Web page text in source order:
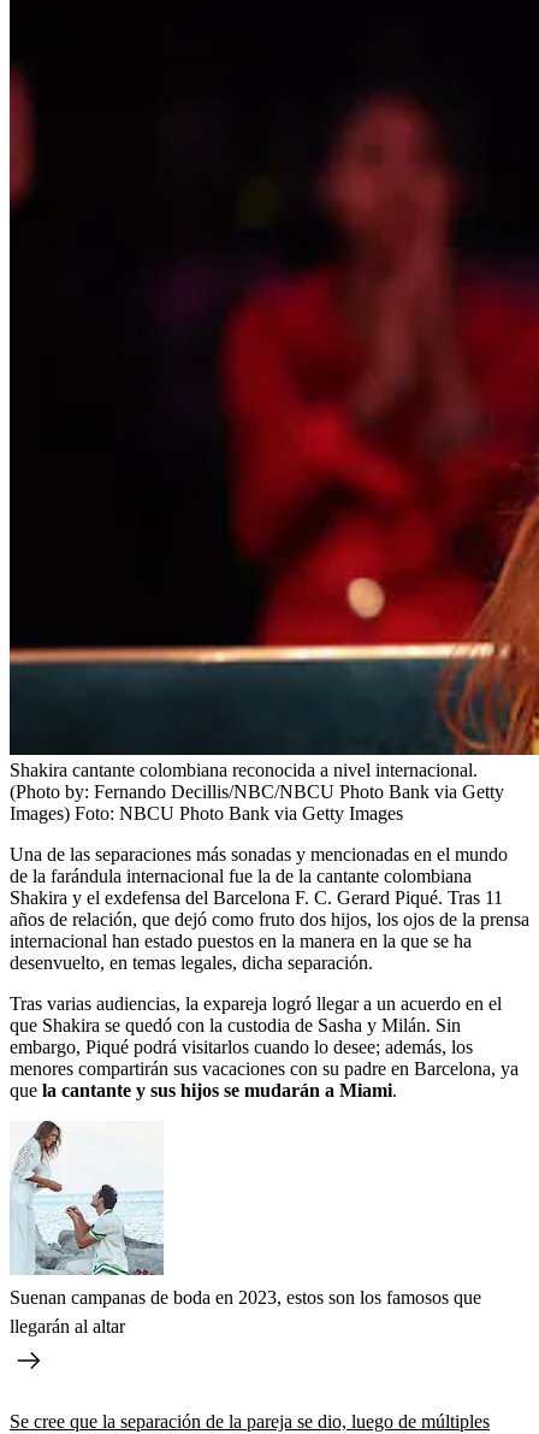
Shakira cantante colombiana reconocida a nivel internacional.
(Photo by: Fernando Decillis/NBC/NBCU Photo Bank via Getty
Images) Foto: NBCU Photo Bank via Getty Images
Una de las separaciones más sonadas y mencionadas en el mundo
de la farándula internacional fue la de la cantante colombiana
Shakira y el exdefensa del Barcelona F. C. Gerard Piqué. Tras 11
años de relación, que dejó como fruto dos hijos, los ojos de la prensa
internacional han estado puestos en la manera en la que se ha
desenvuelto, en temas legales, dicha separación.
Tras varias audiencias, la expareja logró llegar a un acuerdo en el
que Shakira se quedó con la custodia de Sasha y Milán. Sin
embargo, Piqué podrá visitarlos cuando lo desee; además, los
menores compartirán sus vacaciones con su padre en Barcelona, ya
que la cantante y sus hijos se mudarán a Miami.
Suenan campanas de boda en 2023, estos son los famosos que
llegarán al altar
Se cree que la separación de la pareja se dio, luego de múltiples